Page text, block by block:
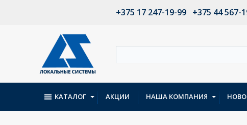
+375 17 247-19-99 +375 44 567-
КАТАЛОГ АКЦИИ НАША КОМПАНИЯ